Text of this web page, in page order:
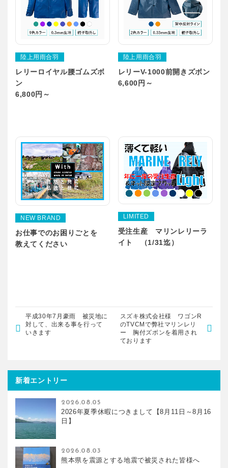
陸上用雨合羽
レリーロイヤル腰ゴムズボ
ン
6,800円～
陸上用雨合羽
レリーV-1000前開きズボン
6,600円～
NEW BRAND
お仕事でのお困りごとを
教えてください
LIMITED
受注生産 マリンレリーラ
イト （1/31迄）
平成30年7月豪雨 被災地に
対して、出来る事を行って
いきます
スズキ株式会社様 ワゴンR
のTVCMで弊社マリンレリ
ー 胸付ズボンを着用され
ております
新着エントリー
2026年夏季休暇につきまして【8月11日～8月16
日】
2026.08.05
熊本県を震源とする地震で被災された皆様へ
2026.08.03